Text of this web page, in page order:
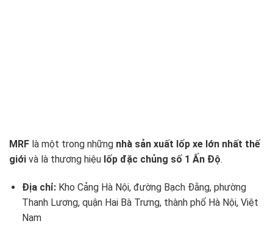
MRF là một trong những nhà sản xuất lốp xe lớn nhất thế
giới và là thương hiệu lốp đặc chủng số 1 Ấn Độ.
Địa chỉ:Kho Cảng Hà Nội, đường Bạch Đằng, phường
Thanh Lương, quận Hai Bà Trưng, thành phố Hà Nội, Việt
Nam